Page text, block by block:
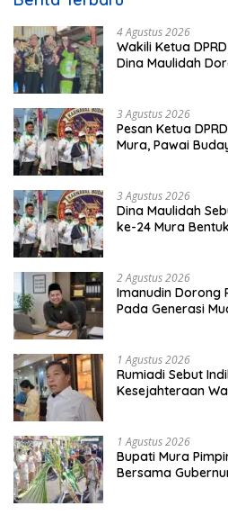
4 Agustus 2026
Wakili Ketua
Dina Maulidah
3 Agustus 2026
Pesan Ketua
Mura, Pawai
3 Agustus 2026
Dina Maulidah
ke-24 Mura
2 Agustus 2026
Imanudin Dorong
Pada Generasi
1 Agustus 2026
Rumiadi Sebut
Kesejahteraan
1 Agustus 2026
Bupati Mura
Bersama